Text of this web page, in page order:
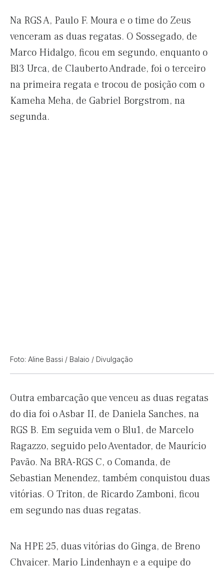
Na RGS A, Paulo F. Moura e o time do Zeus
venceram as duas regatas. O Sossegado, de
Marco Hidalgo, ficou em segundo, enquanto o
Bl3 Urca, de Clauberto Andrade, foi o terceiro
na primeira regata e trocou de posição com o
Kameha Meha, de Gabriel Borgstrom, na
segunda.
Foto: Aline Bassi / Balaio / Divulgação
Outra embarcação que venceu as duas regatas
do dia foi o Asbar II, de Daniela Sanches, na
RGS B. Em seguida vem o Blu1, de Marcelo
Ragazzo, seguido pelo Aventador, de Maurício
Pavão. Na BRA-RGS C, o Comanda, de
Sebastian Menendez, também conquistou duas
vitórias. O Triton, de Ricardo Zamboni, ficou
em segundo nas duas regatas.
Na HPE 25, duas vitórias do Ginga, de Breno
Chvaicer. Mario Lindenhayn e a equipe do